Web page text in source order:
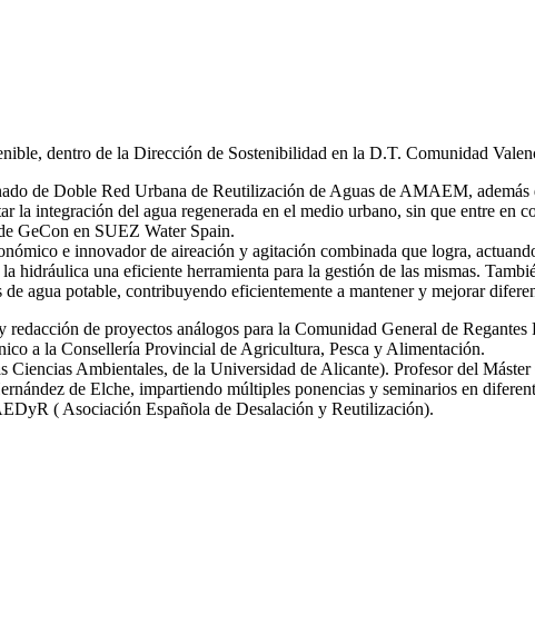
dentro de la Dirección de Sostenibilidad en la D.T. Comunidad
de Doble Red Urbana de Reutilización de Aguas de AMAEM, además
integración del agua regenerada en el medio urbano, sin que entre en
GeCon en SUEZ Water Spain.
e innovador de aireación y agitación combinada que logra,
hidráulica una eficiente herramienta para la gestión de las mismas.
agua potable, contribuyendo eficientemente a mantener y mejorar
de proyectos análogos para la Comunidad General de
a la Consellería Provincial de Agricultura, Pesca y Alimentación.
Ambientales, de la Universidad de Alicante). Profesor del
de Elche, impartiendo múltiples ponencias y seminarios en
( Asociación Española de Desalación y Reutilización).